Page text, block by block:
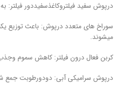
درپوش سفید فیلتروکاغذسفیددور فیلتر:
سوراخ های متعدد درپوش: باعث توزیع
میشوند.
کربن فعال درون فیلتر: کاهش سموم وجذب
درپوش سرامیکی آبی: دودورطوبت جمع